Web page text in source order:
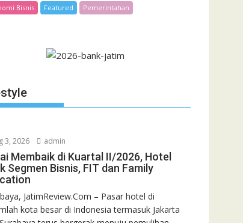
Bisnis Featured Pemerintahan
3, 2026 admin
Membaik di Kuartal II/2026, Hotel
Segmen Bisnis, FIT dan Family
JatimReview.Com – Pasar hotel di
kota besar di Indonesia termasuk Jakarta